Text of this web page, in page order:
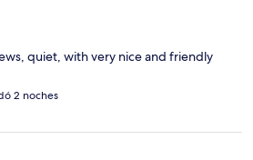
quiet, with very nice and friendly
2 noches